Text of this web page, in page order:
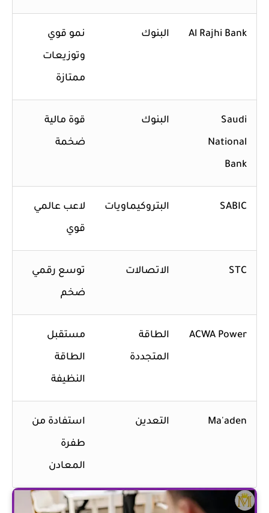
Al Rajhi Bank البنوك نمو قوي
وتوزيعات
ممتازة
Saudi
National
Bank
البنوك قوة مالية
ضخمة
SABIC البتروكيماويات لاعب عالمي
قوي
STC الاتصالات توسع رقمي
ضخم
ACWA Power الطاقة
المتجددة
مستقبل
الطاقة
النظيفة
Ma'aden التعدين استفادة من
طفرة
المعادن